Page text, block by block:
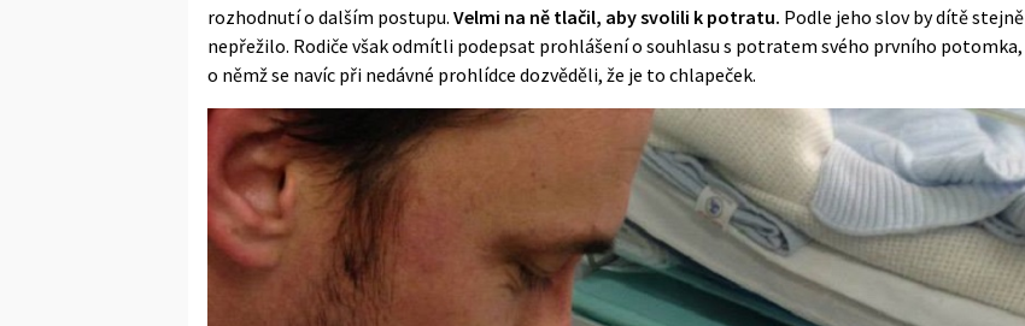
rozhodnutí o dalším postupu. Velmi na ně tlačil, aby svolili k potratu. Podle jeho slov by dítě stejně
nepřežilo. Rodiče však odmítli podepsat prohlášení o souhlasu s potratem svého prvního potomka,
o němž se navíc při nedávné prohlídce dozvěděli, že je to chlapeček.